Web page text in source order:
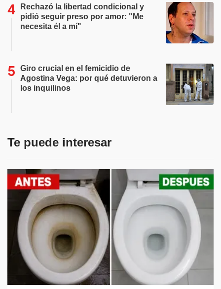
Rechazó la libertad condicional y
pidió seguir preso por amor: "Me
necesita él a mí"
Giro crucial en el femicidio de
Agostina Vega: por qué detuvieron a
los inquilinos
Te puede interesar